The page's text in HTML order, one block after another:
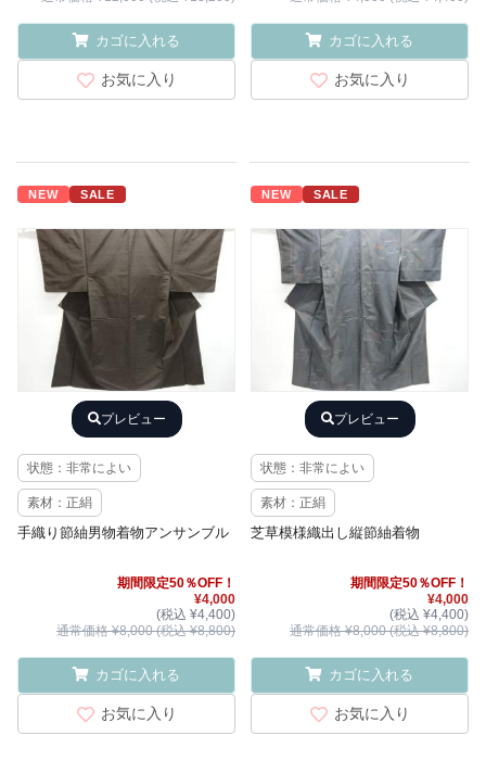
カゴに入れる
お気に入り
カゴに入れる
お気に入り
NEW SALE
プレビュー
状態：非常によい
素材：正絹
手織り節紬男物着物アンサンブル
期間限定50％OFF！
¥4,000
(税込 ¥4,400)
通常価格 ¥8,000 (税込 ¥8,800)
カゴに入れる
お気に入り
NEW SALE
プレビュー
状態：非常によい
素材：正絹
芝草模様織出し縦節紬着物
期間限定50％OFF！
¥4,000
(税込 ¥4,400)
通常価格 ¥8,000 (税込 ¥8,800)
カゴに入れる
お気に入り